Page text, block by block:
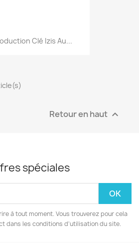
Clé Izis Au...
Retour en haut 
spéciales
à tout moment. Vous trouverez pour cela
dans les conditions d'utilisation du site.